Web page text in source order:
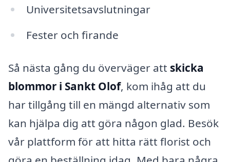
Universitetsavslutningar
Fester och firande
Så nästa gång du överväger att skicka
blommor i Sankt Olof, kom ihåg att du
har tillgång till en mängd alternativ som
kan hjälpa dig att göra någon glad. Besök
vår plattform för att hitta rätt florist och